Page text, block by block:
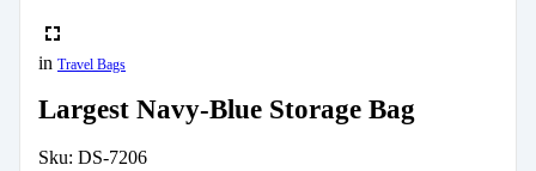
in Travel Bags
Largest Navy-Blue Storage Bag
Sku: DS-7206